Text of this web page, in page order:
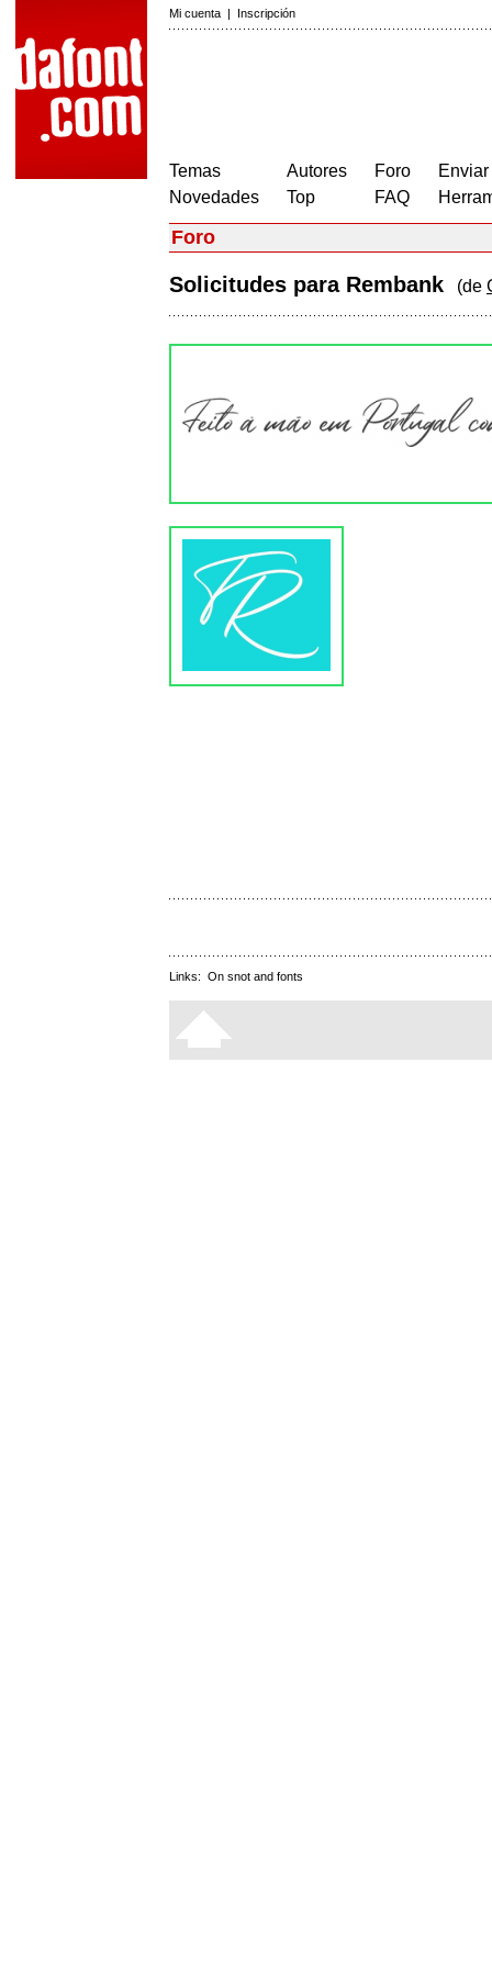
Mi cuenta | Inscripción
Temas
Novedades
Autores
Top
Foro
FAQ
Foro
Solicitudes para Rembank (de
Links: On snot and fonts